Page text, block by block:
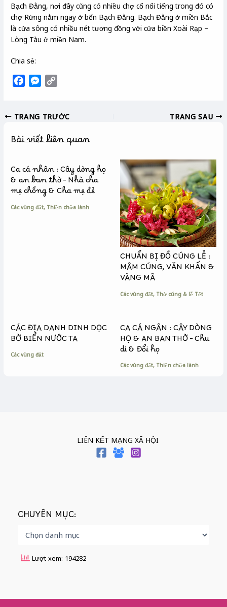
Bạch Đằng, nơi đây cũng có nhiều chợ cổ nổi tiếng trong đó có
chợ Rừng nằm ngay ở bến Bạch Đằng. Bạch Đằng ở miền Bắc
là cửa sông có nhiều nét tương đồng với cửa biền Xoài Rạp –
Lòng Tàu ở miền Nam.
Chia sẻ:
e
o
k
M
s
n
e
r
y
i
k
TRANG TRƯỚC TRANG SAU
Bài viết liên quan
Ca cá nhân : Cây dòng họ
& an ban thờ – Nhà cha
mẹ chồng & Cha mẹ đẻ
Các vùng đất, Thiền chữa lành
CHUẨN BỊ ĐỒ CÚNG LỄ :
MÂM CÚNG, VĂN KHẤN &
VÀNG MÃ
Các vùng đất, Thờ cúng & lễ Tết
CÁC ĐỊA DANH DINH DỌC
BỜ BIỂN NƯỚC TA
Các vùng đất
CA CÁ NGÂN : CÂY DÒNG
HỌ & AN BAN THỜ – Chu
di & Đổi họ
Các vùng đất, Thiền chữa lành
LIÊN KẾT MẠNG XÃ HỘI
CHUYÊN MỤC:
Lượt xem: 194282